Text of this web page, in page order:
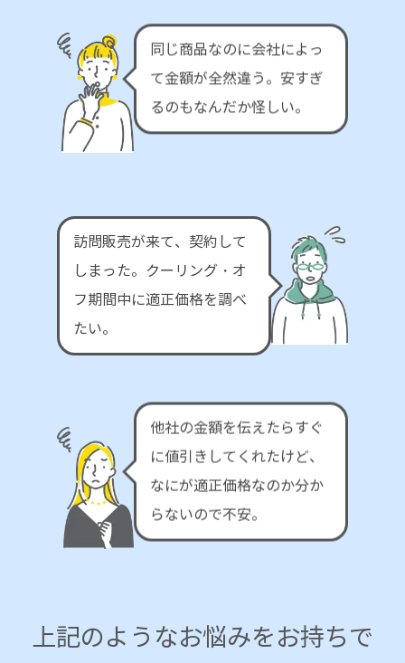
訪問販売が来て、契約して
しまった。クーリング・オ
フ期間中に適正価格を調べ
たい。
上記のようなお悩みをお持ちで